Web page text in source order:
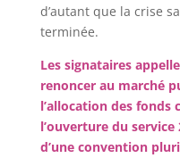
d’autant que la crise
terminée.
Les signataires
renoncer au marché
l’allocation des
l’ouverture du
d’une convention